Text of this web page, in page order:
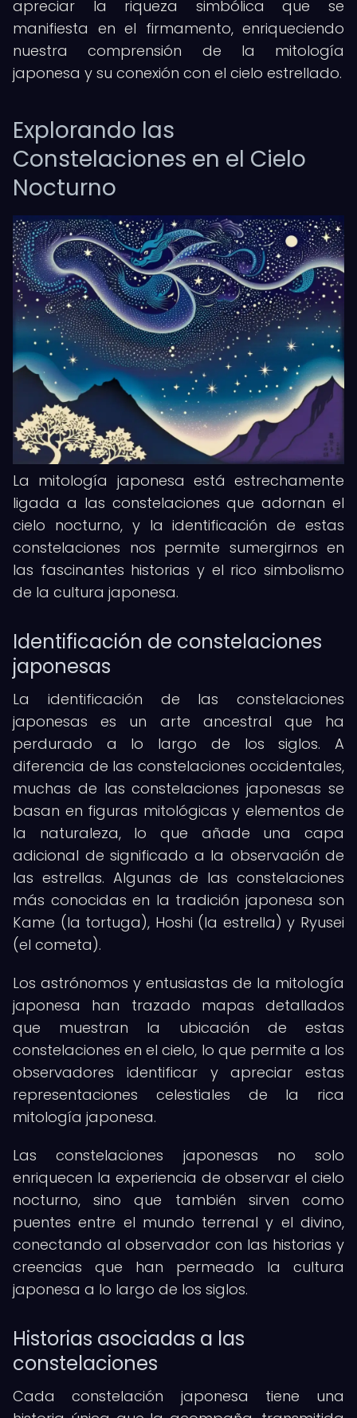
apreciar la riqueza simbólica que se
manifiesta en el firmamento, enriqueciendo
nuestra comprensión de la mitología
japonesa y su conexión con el cielo estrellado.
Explorando las
Constelaciones en el Cielo
Nocturno
La mitología japonesa está estrechamente
ligada a las constelaciones que adornan el
cielo nocturno, y la identificación de estas
constelaciones nos permite sumergirnos en
las fascinantes historias y el rico simbolismo
de la cultura japonesa.
Identificación de constelaciones
japonesas
La identificación de las constelaciones
japonesas es un arte ancestral que ha
perdurado a lo largo de los siglos. A
diferencia de las constelaciones occidentales,
muchas de las constelaciones japonesas se
basan en figuras mitológicas y elementos de
la naturaleza, lo que añade una capa
adicional de significado a la observación de
las estrellas. Algunas de las constelaciones
más conocidas en la tradición japonesa son
Kame (la tortuga), Hoshi (la estrella) y Ryusei
(el cometa).
Los astrónomos y entusiastas de la mitología
japonesa han trazado mapas detallados
que muestran la ubicación de estas
constelaciones en el cielo, lo que permite a los
observadores identificar y apreciar estas
representaciones celestiales de la rica
mitología japonesa.
Las constelaciones japonesas no solo
enriquecen la experiencia de observar el cielo
nocturno, sino que también sirven como
puentes entre el mundo terrenal y el divino,
conectando al observador con las historias y
creencias que han permeado la cultura
japonesa a lo largo de los siglos.
Historias asociadas a las
constelaciones
Cada constelación japonesa tiene una